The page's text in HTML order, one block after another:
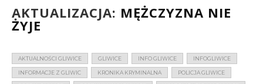
AKTUALIZACJA: MĘŻCZYZNA NIE
ŻYJE
AKTUALNOŚCI GLIWICE GLIWICE INFO GLIWICE INFOGLIWICE
INFORMACJE Z GLIWIC KRONIKA KRYMINALNA POLICJA GLIWICE